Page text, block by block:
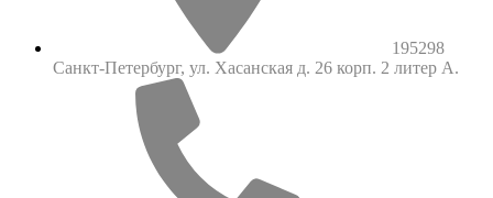
195298
Санкт-Петербург, ул. Хасанская д. 26 корп. 2 литер А.